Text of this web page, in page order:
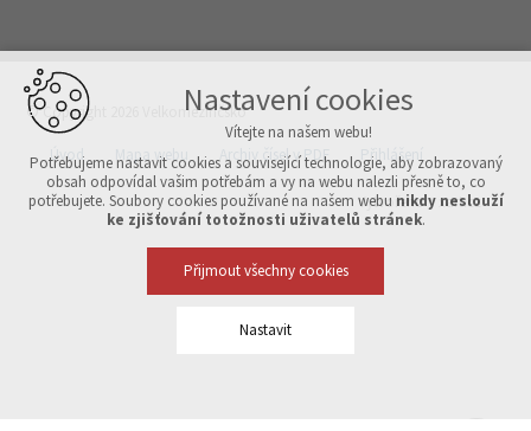
© Copyright 2026 Velkomeziříčsko
Úvod Mapa webu Archiv čísel v PDF Přihlášení
Vytvořeno v xart.cz
Nastavení cookies
Vítejte na našem webu!
Potřebujeme nastavit cookies a související technologie, aby zobrazovaný
obsah odpovídal vašim potřebám a vy na webu nalezli přesně to, co
potřebujete. Soubory cookies používané na našem webu nikdy neslouží
ke zjišťování totožnosti uživatelů stránek.
Přijmout všechny cookies
Nastavit